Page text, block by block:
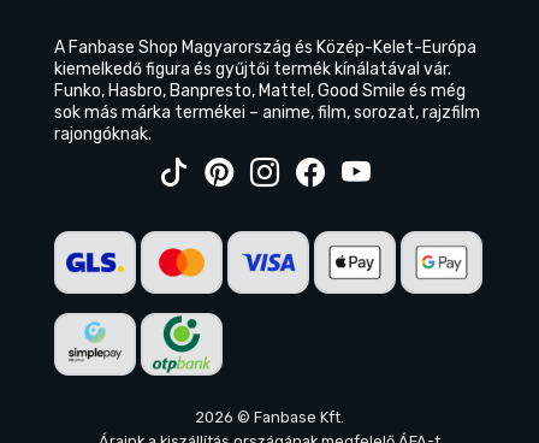
A Fanbase Shop Magyarország és Közép-Kelet-Európa
kiemelkedő figura és gyűjtői termék kínálatával vár.
Funko, Hasbro, Banpresto, Mattel, Good Smile és még
sok más márka termékei – anime, film, sorozat, rajzfilm
rajongóknak.
2026 © Fanbase Kft.